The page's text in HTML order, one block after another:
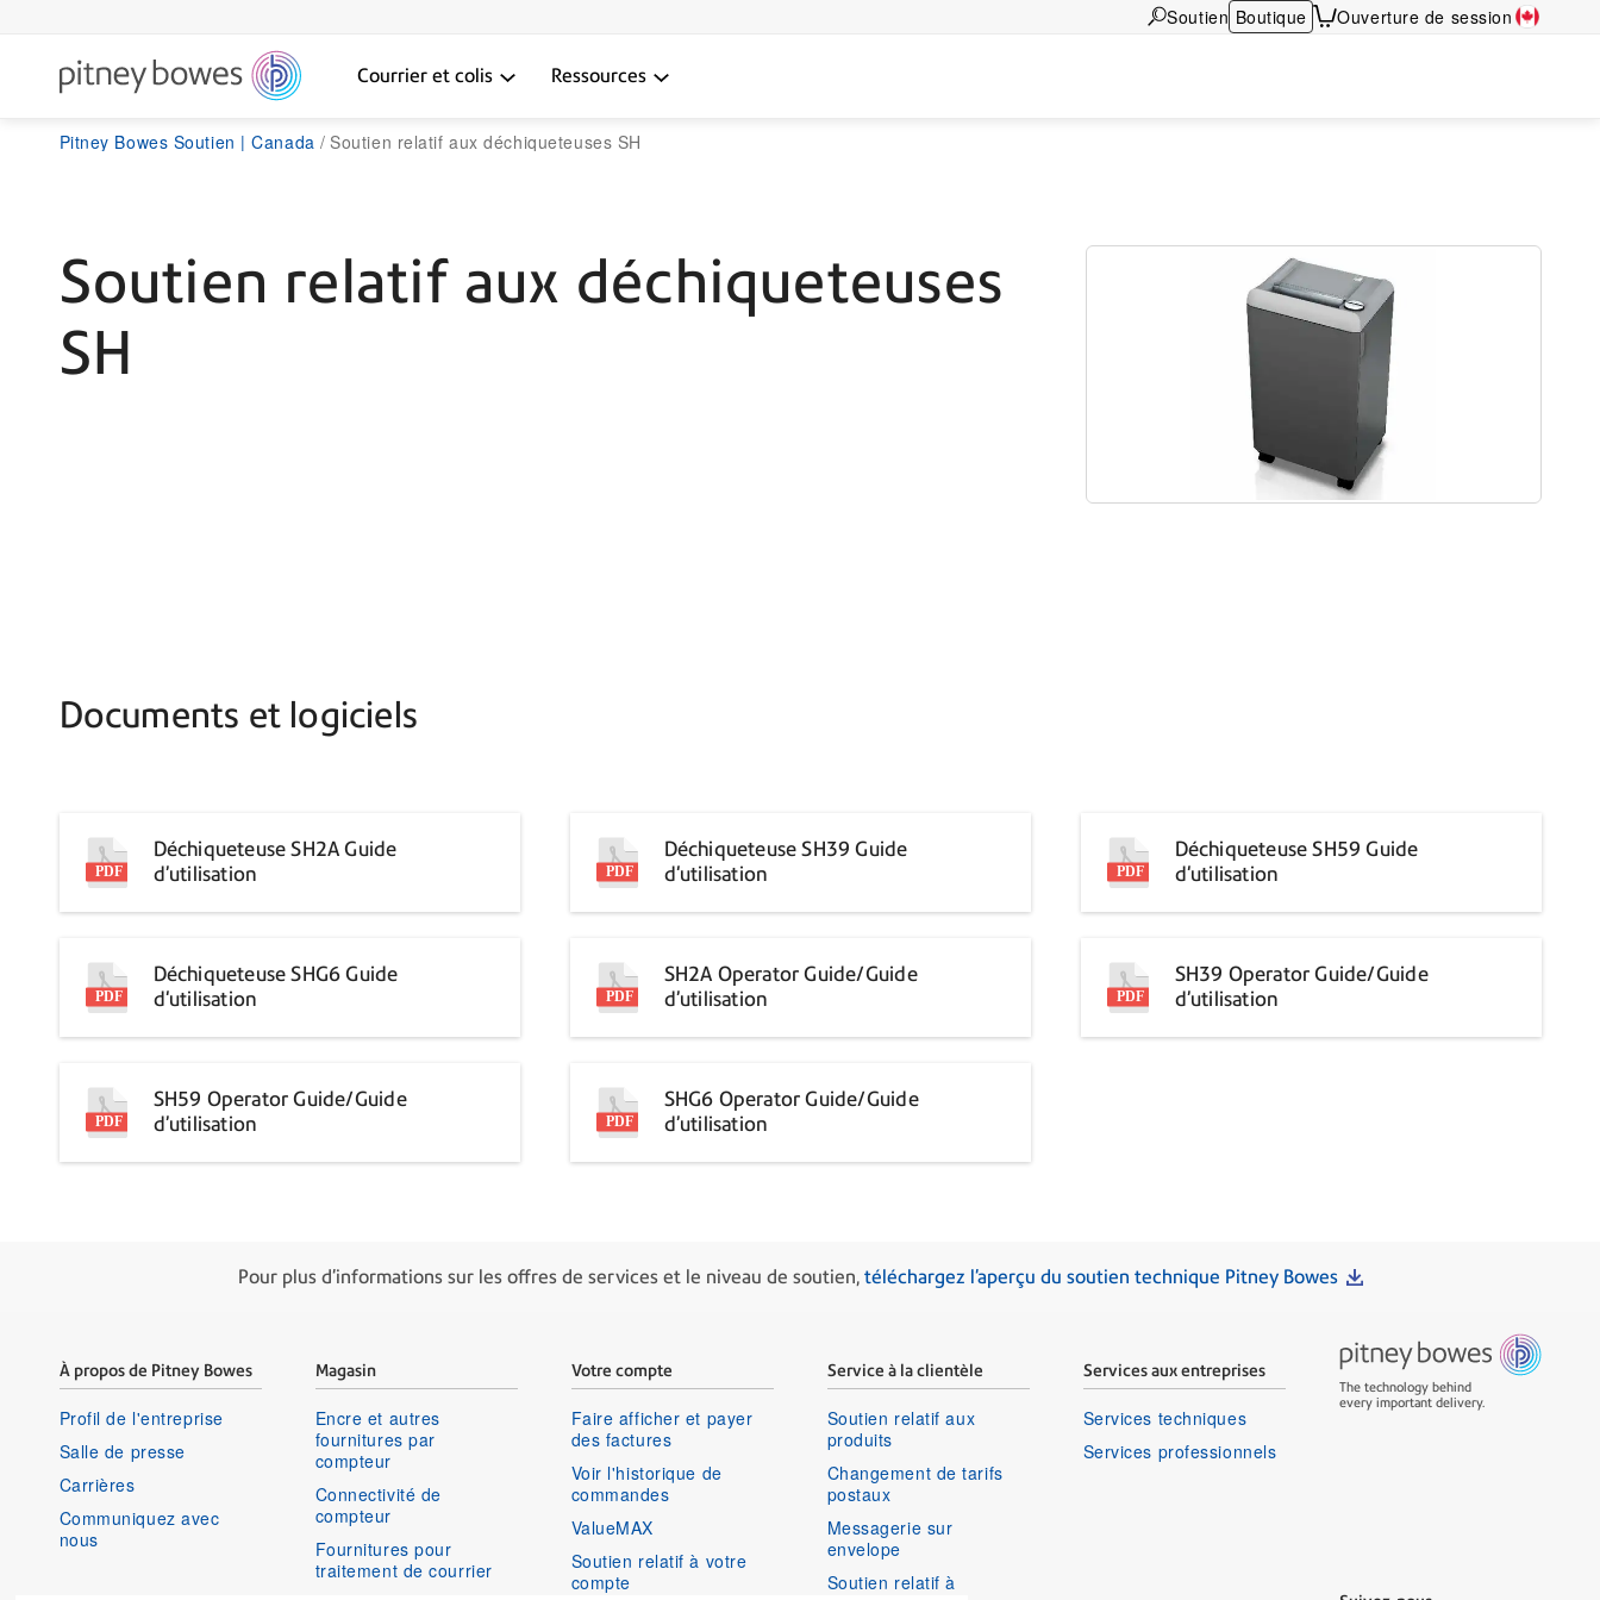
Soutien Boutique Ouverture de session
Courrier et colis Ressources
Pitney Bowes Soutien | Canada Soutien relatif aux déchiqueteuses SH
Soutien relatif aux déchiqueteuses
SH
Documents et logiciels
Déchiqueteuse SH2A Guide
d’utilisation
Déchiqueteuse SH39 Guide
d'utilisation
Déchiqueteuse SH59 Guide
d'utilisation
Déchiqueteuse SHG6 Guide
d'utilisation
SH2A Operator Guide/Guide
d’utilisation
SH39 Operator Guide/Guide
d’utilisation
SH59 Operator Guide/Guide
d’utilisation
SHG6 Operator Guide/Guide
d’utilisation
Pour plus d'informations sur les offres de services et le niveau de soutien, téléchargez l'aperçu du soutien technique Pitney Bowes
À propos de Pitney Bowes
Profil de l'entreprise
Salle de presse
Carrières
Communiquez avec
nous
Magasin
Encre et autres
fournitures par
compteur
Connectivité de
compteur
Fournitures pour
traitement de courrier
Votre compte
Faire afficher et payer
des factures
Voir l'historique de
commandes
ValueMAX
Soutien relatif à votre
compte
Service à la clientèle
Soutien relatif aux
produits
Changement de tarifs
postaux
Messagerie sur
envelope
Soutien relatif à
Services aux entreprises
Services techniques
Services professionnels
The technology behind
every important delivery.